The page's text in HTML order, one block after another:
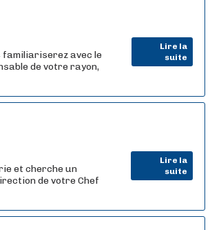
Lire la
suite
familiariserez avec le
de votre rayon,
Lire la
suite
et cherche un
de votre Chef